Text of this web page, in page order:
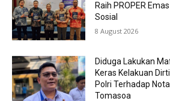
Raih PROPER
Sosial
8 August 2026
Diduga Lakukan
Keras Kelakuan
Polri Terhadap
Tomasoa